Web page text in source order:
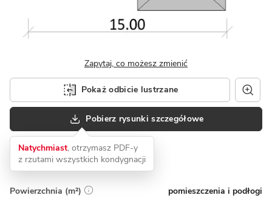
Zapytaj, co możesz zmienić
Pokaż odbicie lustrzane
Pobierz rysunki szczegółowe
Natychmiast, otrzymasz PDF-y
z rzutami wszystkich kondygnacji
Powierzchnia (m²)
pomieszczenia i podłogi